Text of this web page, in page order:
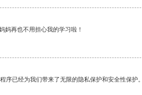
妈再也不用担心我的学习啦！
序已经为我们带来了无限的隐私保护和安全性保护